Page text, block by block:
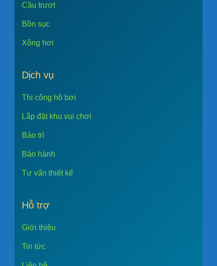
Cầu trượt
Bồn sục
Xông hơi
Dịch vụ
Thi công hồ bơi
Lắp đặt khu vui chơi
Bảo trì
Bảo hành
Tư vấn thiết kế
Hỗ trợ
Giới thiệu
Tin tức